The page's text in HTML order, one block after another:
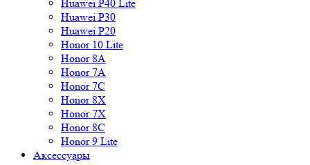
Huawei P40 Lite
Huawei P30
Huawei P20
Honor 10 Lite
Honor 8A
Honor 7A
Honor 7C
Honor 8X
Honor 7X
Honor 8C
Honor 9 Lite
Аксессуары